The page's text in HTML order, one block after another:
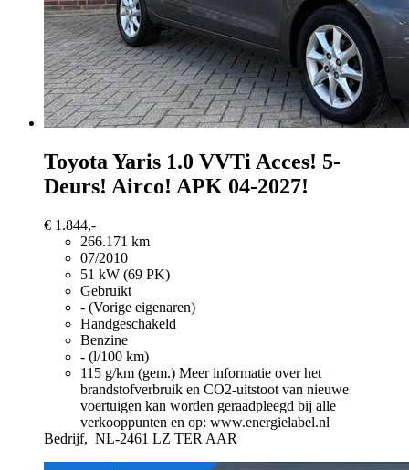
Toyota Yaris 1.0 VVTi Acces! 5-
Deurs! Airco! APK 04-2027!
€ 1.844,-
266.171 km
07/2010
51 kW (69 PK)
Gebruikt
- (Vorige eigenaren)
Handgeschakeld
Benzine
- (l/100 km)
115 g/km (gem.) Meer informatie over het
brandstofverbruik en CO2-uitstoot van nieuwe
voertuigen kan worden geraadpleegd bij alle
verkooppunten en op: www.energielabel.nl
Bedrijf, NL-2461 LZ TER AAR